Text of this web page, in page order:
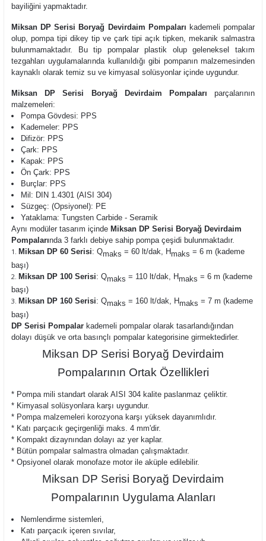
bayiliğini yapmaktadır.
Miksan DP Serisi Boryağ Devirdaim Pompaları kademeli pompalar
olup, pompa tipi dikey tip ve çark tipi açık tipken, mekanik salmastra
bulunmamaktadır. Bu tip pompalar plastik olup geleneksel takım
tezgahları uygulamalarında kullanıldığı gibi pompanın malzemesinden
kaynaklı olarak temiz su ve kimyasal solüsyonlar içinde uygundur.
Miksan DP Serisi Boryağ Devirdaim Pompaları parçalarının
malzemeleri:
Pompa Gövdesi: PPS
Kademeler: PPS
Difizör: PPS
Çark: PPS
Kapak: PPS
Ön Çark: PPS
Burçlar: PPS
Mil: DIN 1.4301 (AISI 304)
Süzgeç: (Opsiyonel): PE
Yataklama: Tungsten Carbide - Seramik
Aynı modüler tasarım içinde Miksan DP Serisi Boryağ Devirdaim
Pompalarında 3 farklı debiye sahip pompa çeşidi bulunmaktadır.
Miksan DP 60 Serisi: Qmaks = 60 lt/dak, Hmaks = 6 m (kademe
başı)
Miksan DP 100 Serisi: Qmaks = 110 lt/dak, Hmaks = 6 m (kademe
başı)
Miksan DP 160 Serisi: Qmaks = 160 lt/dak, Hmaks = 7 m (kademe
başı)
DP Serisi Pompalar kademeli pompalar olarak tasarlandığından
dolayı düşük ve orta basınçlı pompalar kategorisine girmektedirler.
Miksan DP Serisi Boryağ Devirdaim
Pompalarının Ortak Özellikleri
* Pompa mili standart olarak AISI 304 kalite paslanmaz çeliktir.
* Kimyasal solüsyonlara karşı uygundur.
* Pompa malzemeleri korozyona karşı yüksek dayanımlıdır.
* Katı parçacık geçirgenliği maks. 4 mm'dir.
* Kompakt dizaynından dolayı az yer kaplar.
* Bütün pompalar salmastra olmadan çalışmaktadır.
* Opsiyonel olarak monofaze motor ile aküple edilebilir.
Miksan DP Serisi Boryağ Devirdaim
Pompalarının Uygulama Alanları
Nemlendirme sistemleri
Katı parçacık içeren sıvılar,